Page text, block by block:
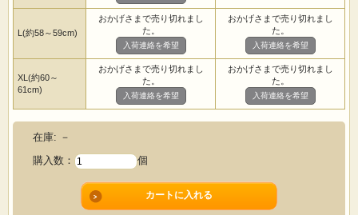
L(約58～59cm)
おかげさまで売り切れまし
た。
入荷連絡を希望
おかげさまで売り切れまし
た。
入荷連絡を希望
XL(約60～
61cm)
おかげさまで売り切れまし
た。
入荷連絡を希望
おかげさまで売り切れまし
た。
入荷連絡を希望
在庫: －
購入数：
個